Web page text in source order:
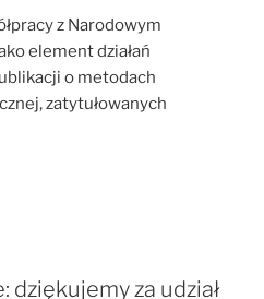
z Narodowym
element działań
o metodach
zatytułowanych
dziękujemy za udział